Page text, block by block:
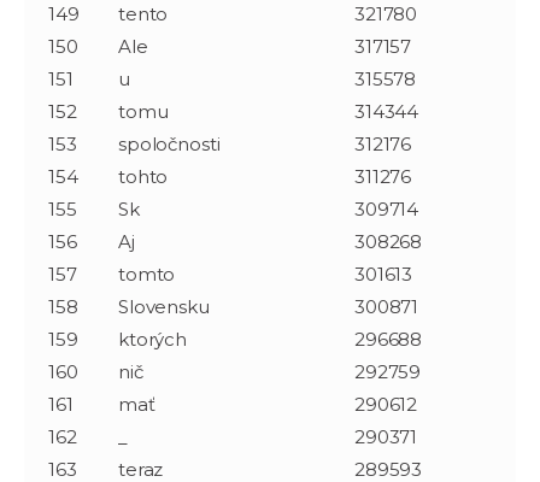
149
tento
321780
150
Ale
317157
151
u
315578
152
tomu
314344
153
spoločnosti
312176
154
tohto
311276
155
Sk
309714
156
Aj
308268
157
tomto
301613
158
Slovensku
300871
159
ktorých
296688
160
nič
292759
161
mať
290612
162
290371
163
teraz
289593